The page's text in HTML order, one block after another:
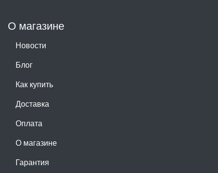
О магазине
Новости
Блог
Как купить
Доставка
Оплата
О магазине
Гарантия